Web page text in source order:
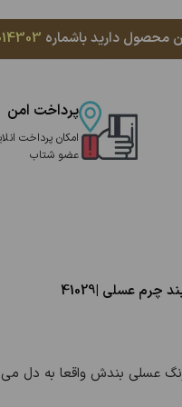
محصول دارید باشماره
پرداخت امن
امکان پرداخت
عضو شتاب
عسلی |41029
بندش واقعا به دل